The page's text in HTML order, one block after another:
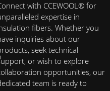
with CCEWOOL® for
expertise in
fibers. Whether you
inquiries about our
seek technical
or wish to explore
opportunities, our
team is ready to